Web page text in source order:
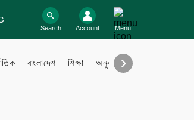
log InSearch Account Menu
বাংলাদেশ শিক্ষা অনুবাদ বিবিধ
›